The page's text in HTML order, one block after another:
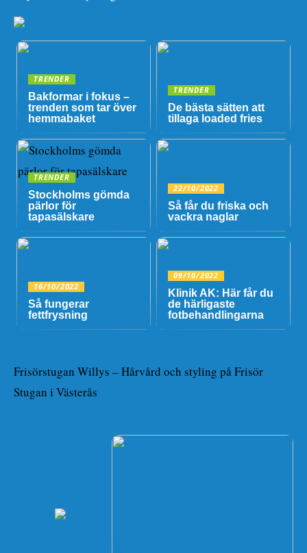
TRENDER
Bakformar i fokus –
trenden som tar över
hemmabaket
TRENDER
De bästa sätten att
tillaga loaded fries
TRENDER
Stockholms gömda
pärlor för
tapasälskare
22/10/2022
Så får du friska och
vackra naglar
16/10/2022
Så fungerar
fettfrysning
09/10/2022
Klinik AK: Här får du
de härligaste
fotbehandlingarna
Frisörstugan Willys – Hårvård och styling på Frisör
Stugan i Västerås